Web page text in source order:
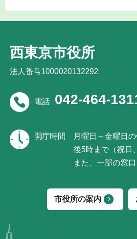
西東京市役所
法人番号1000020132292
電話 042-464-
開庁時間
月曜日～金曜日
後5時まで（祝日
また、一部の窓口
市役所の案内